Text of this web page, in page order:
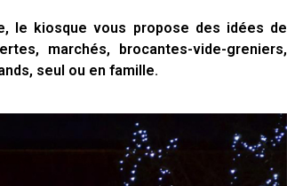
le kiosque vous propose des idées de
marchés, brocantes-vide-greniers,
seul ou en famille.